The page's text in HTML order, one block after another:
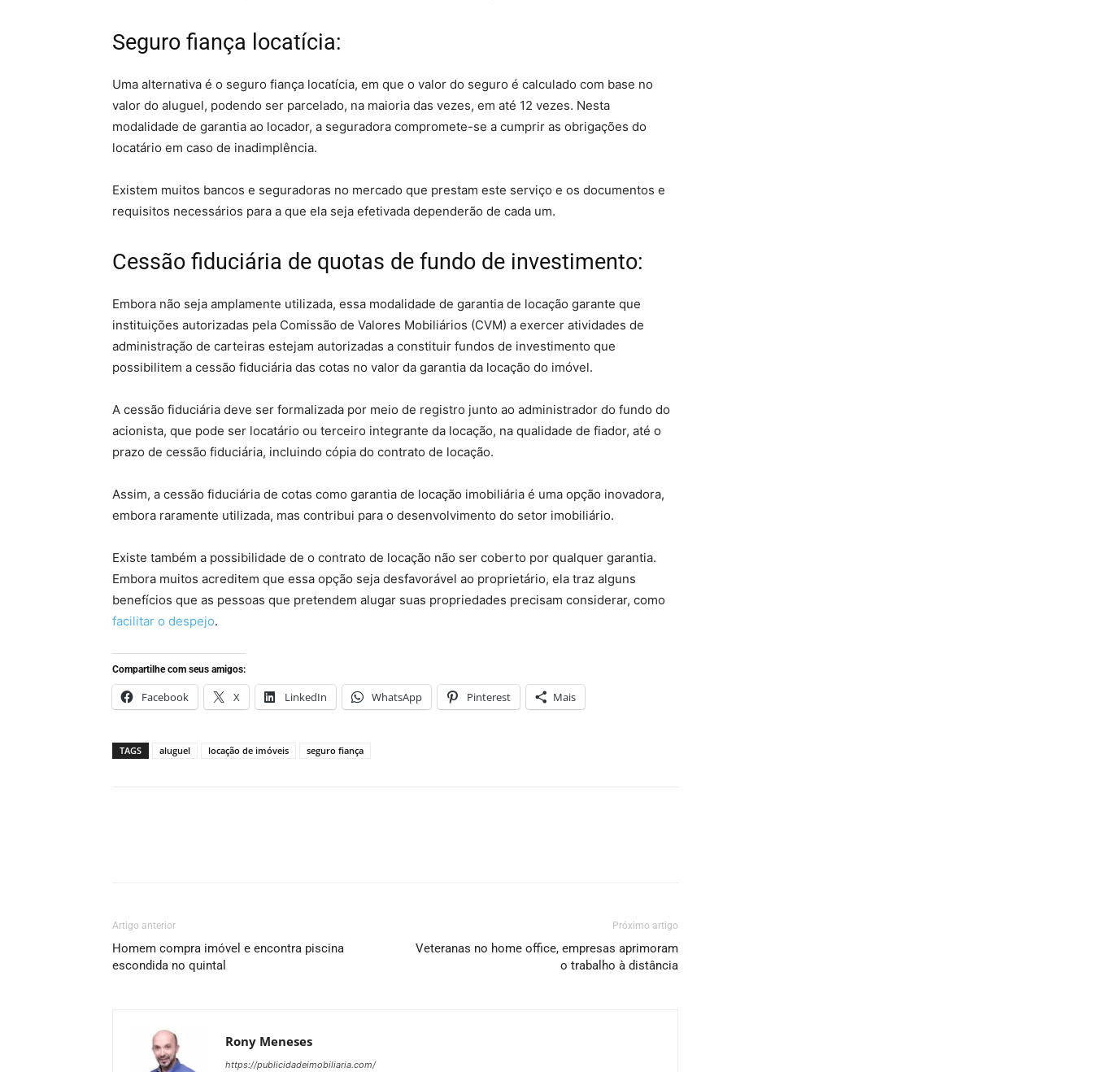
Seguro fiança locatícia:
Uma alternativa é o seguro fiança locatícia, em que o valor do seguro é calculado com base no
valor do aluguel, podendo ser parcelado, na maioria das vezes, em até 12 vezes. Nesta
modalidade de garantia ao locador, a seguradora compromete-se a cumprir as obrigações do
locatário em caso de inadimplência.
Existem muitos bancos e seguradoras no mercado que prestam este serviço e os documentos e
requisitos necessários para a que ela seja efetivada dependerão de cada um.
Cessão fiduciária de quotas de fundo de investimento:
Embora não seja amplamente utilizada, essa modalidade de garantia de locação garante que
instituições autorizadas pela Comissão de Valores Mobiliários (CVM) a exercer atividades de
administração de carteiras estejam autorizadas a constituir fundos de investimento que
possibilitem a cessão fiduciária das cotas no valor da garantia da locação do imóvel.
A cessão fiduciária deve ser formalizada por meio de registro junto ao administrador do fundo do
acionista, que pode ser locatário ou terceiro integrante da locação, na qualidade de fiador, até o
prazo de cessão fiduciária, incluindo cópia do contrato de locação.
Assim, a cessão fiduciária de cotas como garantia de locação imobiliária é uma opção inovadora,
embora raramente utilizada, mas contribui para o desenvolvimento do setor imobiliário.
Existe também a possibilidade de o contrato de locação não ser coberto por qualquer garantia.
Embora muitos acreditem que essa opção seja desfavorável ao proprietário, ela traz alguns
benefícios que as pessoas que pretendem alugar suas propriedades precisam considerar, como
facilitar o despejo.
Compartilhe com seus amigos:
Facebook X LinkedIn WhatsApp Pinterest Mais
TAGS aluguel locação de imóveis seguro fiança
Artigo anterior
Homem compra imóvel e encontra piscina
escondida no quintal
Próximo artigo
Veteranas no home office, empresas aprimoram
o trabalho à distância
Rony Meneses
https://publicidadeimobiliaria.com/